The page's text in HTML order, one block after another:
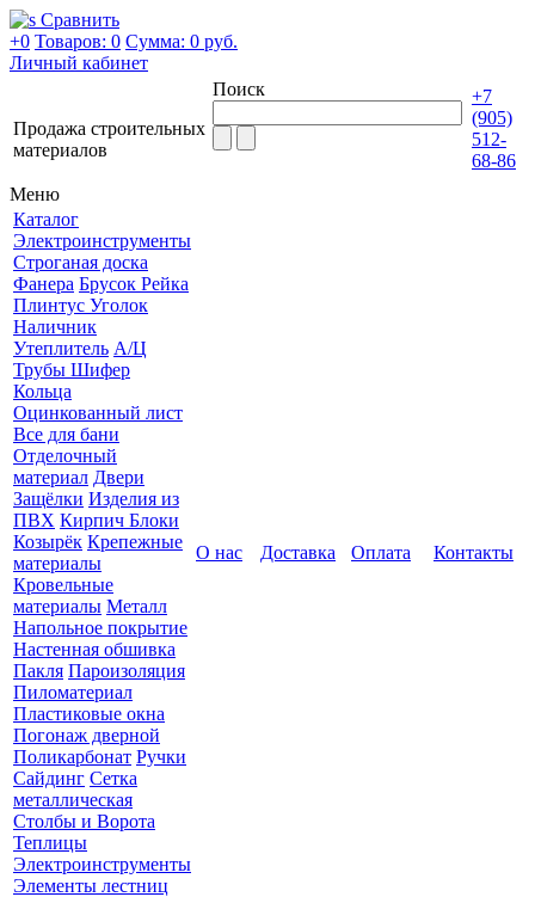
Сравнить
+0 Товаров: 0 Сумма: 0 руб.
Личный кабинет
Продажа строительных
материалов
Поиск
+7
(905)
512-
68-86
Меню
Каталог
Электроинструменты
Строганая доска
Фанера Брусок Рейка
Плинтус Уголок
Наличник
Утеплитель А/Ц
Трубы Шифер
Кольца
Оцинкованный лист
Все для бани
Отделочный
материал Двери
Защёлки Изделия из
ПВХ Кирпич Блоки
Козырёк Крепежные
материалы
Кровельные
материалы Металл
Напольное покрытие
Настенная обшивка
Пакля Пароизоляция
Пиломатериал
Пластиковые окна
Погонаж дверной
Поликарбонат Ручки
Сайдинг Сетка
металлическая
Столбы и Ворота
Теплицы
Электроинструменты
Элементы лестниц
О нас Доставка Оплата Контакты